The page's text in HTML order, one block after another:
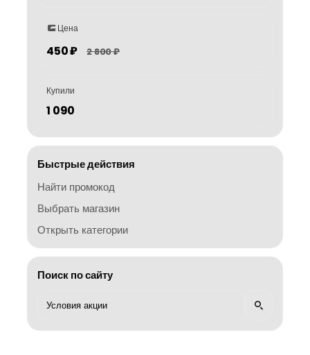
Цена
450 ₽ 2 800 ₽
Купили
1 090
Быстрые действия
Найти промокод
Выбрать магазин
Открыть категории
Поиск по сайту